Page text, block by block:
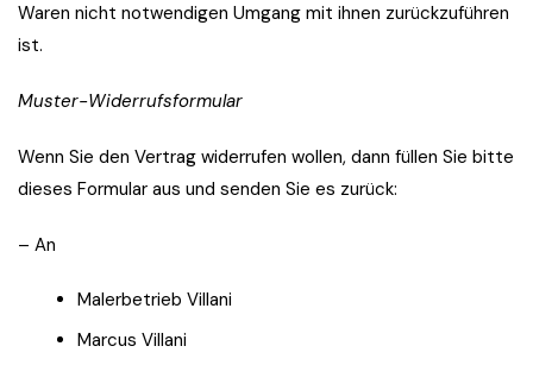
Waren nicht notwendigen Umgang mit ihnen zurückzuführen
ist.
Muster-Widerrufsformular
Wenn Sie den Vertrag widerrufen wollen, dann füllen Sie bitte
dieses Formular aus und senden Sie es zurück:
– An
Malerbetrieb Villani
Marcus Villani